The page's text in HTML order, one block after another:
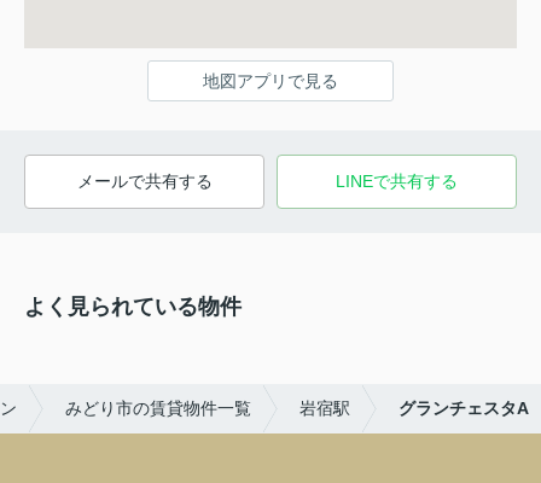
地図アプリで見る
メールで共有する LINEで共有する
よく見られている物件
みどり市の賃貸物件一覧 岩宿駅 グランチェスタA